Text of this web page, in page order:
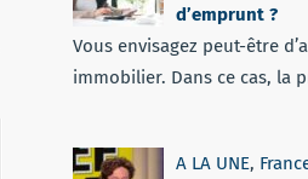
d’emprunt ?
Vous envisagez peut-être
immobilier. Dans ce cas, la
A LA UNE,